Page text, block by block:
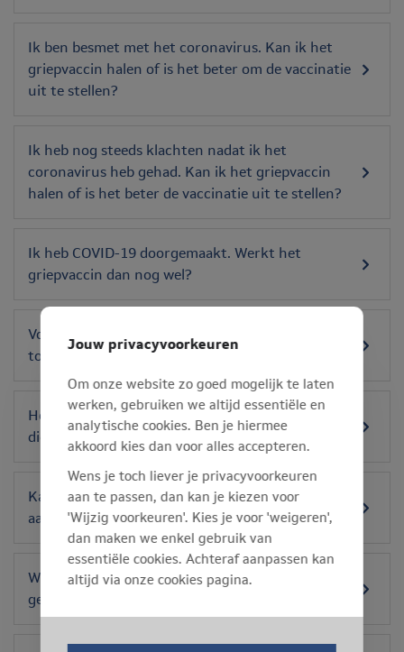
Ik ben besmet met het coronavirus. Kan ik het
griepvaccin halen of is het beter om de vaccinatie
uit te stellen?
Ik heb nog steeds klachten nadat ik het
coronavirus heb gehad. Kan ik het griepvaccin
halen of is het beter de vaccinatie uit te stellen?
Ik heb COVID-19 doorgemaakt. Werkt het
griepvaccin dan nog wel?
Voor wie is de ‘nieuwe periodiciteit’ niet van
toepassing?
Hebben deze wijzigingen een invloed op uw
dienstverlening aan mij?
Kan mijn werknemer nog een medisch onderzoek
aanvragen als hij daar nood aan heeft?
Wat gebeurt er precies tijdens het
gezondheidstoezicht in het tussenliggende jaar?
Jouw privacyvoorkeuren
Om onze website zo goed mogelijk te laten
werken, gebruiken we altijd essentiële en
analytische cookies. Ben je hiermee
akkoord kies dan voor alles accepteren.
Wens je toch liever je privacyvoorkeuren
aan te passen, dan kan je kiezen voor
'Wijzig voorkeuren'. Kies je voor 'weigeren',
dan maken we enkel gebruik van
essentiële cookies. Achteraf aanpassen kan
altijd via onze cookies pagina.